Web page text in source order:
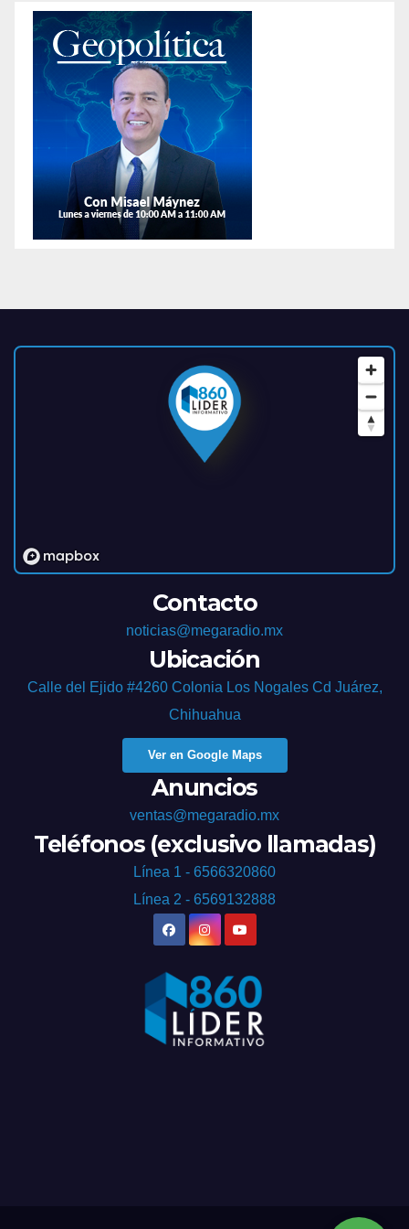
Contacto
noticias@megaradio.mx
Ubicación
Calle del Ejido #4260 Colonia Los Nogales Cd Juárez,
Chihuahua
Ver en Google Maps
Anuncios
ventas@megaradio.mx
Teléfonos (exclusivo llamadas)
Línea 1 - 6566320860
Línea 2 - 6569132888